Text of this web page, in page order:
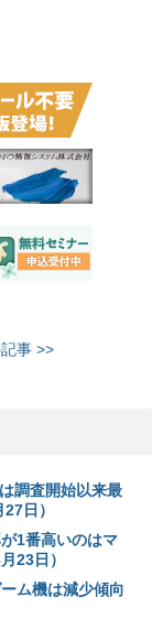
事 >>
調査開始以来最
日）
1番高いのはマ
23日）
ム機は減少傾向